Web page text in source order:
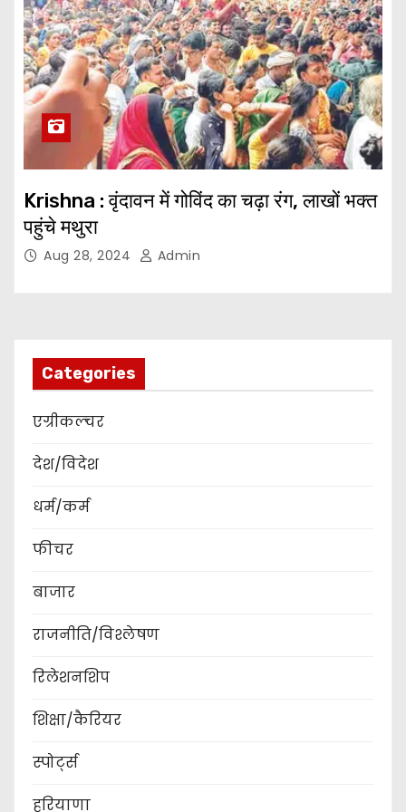
Krishna : वृंदावन में गोविंद का चढ़ा रंग, लाखों भक्त
पहुंचे मथुरा
Aug 28, 2024 Admin
Categories
एग्रीकल्चर
देश/विदेश
धर्म/कर्म
फीचर
बाजार
राजनीति/विश्लेषण
रिलेशनशिप
शिक्षा/कैरियर
स्पोर्ट्स
हरियाणा